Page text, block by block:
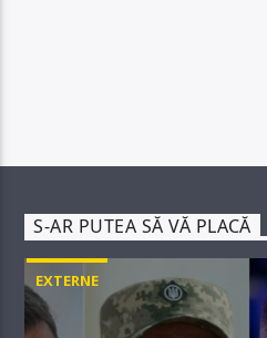
S-AR PUTEA SĂ VĂ PLACĂ
EXTERNE